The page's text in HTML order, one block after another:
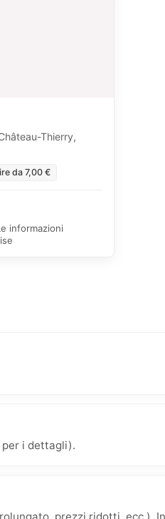
Thierry,
da 7,00 €
informazioni
per i dettagli).
prezzi ridotti, ecc.).